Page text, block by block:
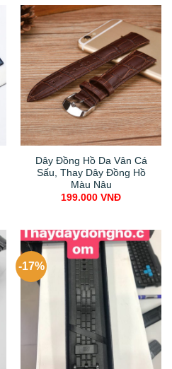
Dây Đồng Hồ Da Vân Cá
Sấu, Thay Dây Đồng Hồ
Màu Nâu
199.000 VNĐ
-17%